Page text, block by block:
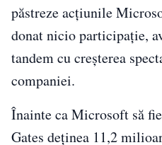
păstreze acțiunile
donat nicio participație,
tandem cu creșterea
companiei.
Înainte ca Microsoft să
Gates deținea 11,2